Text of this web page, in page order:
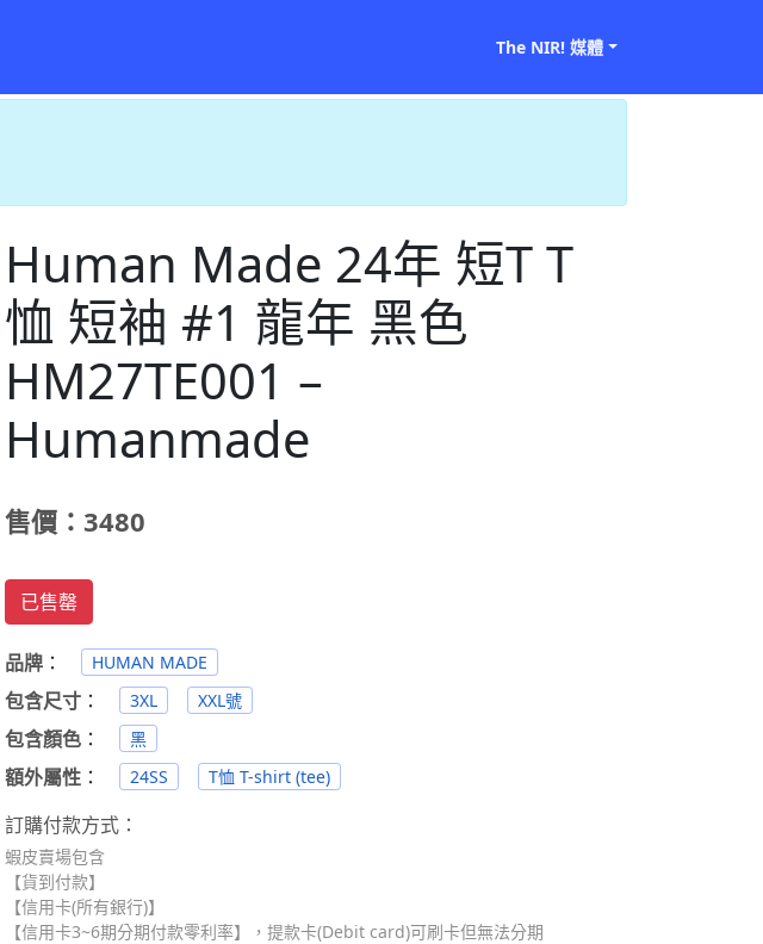
The NIR! 媒體
Human Made 24年 短T T
恤 短袖 #1 龍年 黑色
HM27TE001 –
Humanmade
售價：3480
已售罄
品牌 ： HUMAN MADE
包含尺寸 ： 3XL XXL號
包含顏色 ： 黑
額外屬性 ： 24SS T恤 T-shirt (tee)
訂購付款方式：
蝦皮賣場包含
【貨到付款】
【信用卡(所有銀行)】
【信用卡3~6期分期付款零利率】，提款卡(Debit card)可刷卡但無法分期